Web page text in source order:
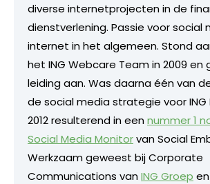
diverse internetprojecten in de
dienstverlening. Passie voor social
internet in het algemeen. Stond
het ING Webcare Team in 2009 en
leiding aan. Was daarna één van
de social media strategie voor ING
2012 resulterend in eennummer 1
Social Media Monitorvan Social
Werkzaam geweest bij Corporate
Communications vanING Groep